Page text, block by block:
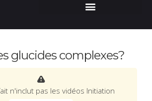
glucides complexes?
n'inclut pas les vidéos Initiation